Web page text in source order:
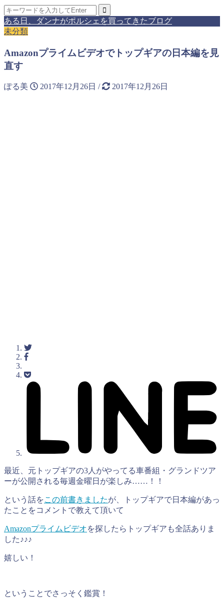
ある日、ダンナがポルシェを買ってきたブログ
未分類
Amazonプライムビデオでトップギアの日本編を見
直す
ぽる美 2017年12月26日 / 2017年12月26日
最近、元トップギアの3人がやってる車番組・グランドツア
ーが公開される毎週金曜日が楽しみ……！！
という話をこの前書きましたが、トップギアで日本編があっ
たことをコメントで教えて頂いて
Amazonプライムビデオを探したらトップギアも全話ありま
した♪♪♪
嬉しい！
ということでさっそく鑑賞！